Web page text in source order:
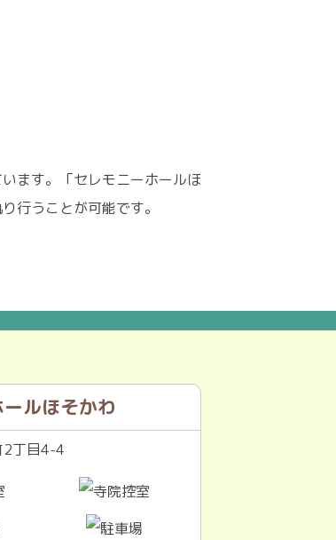
ます。「セレモニーホールほ
行うことが可能です。
ルほそかわ
2丁目4-4